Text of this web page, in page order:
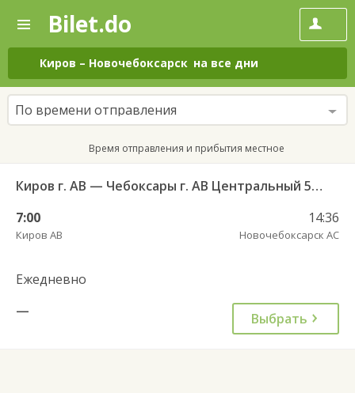
—
Поиск
и
покупка
билетов
на
автобус
онлайн
Bilet.do
Киров – Новочебоксарск на все дни
По времени отправления
Время отправления и прибытия местное
Киров г. АВ — Чебоксары г. АВ Центральный 5923
7:00
Киров АВ
14:36
Новочебоксарск АС
Ежедневно
—
Выбрать